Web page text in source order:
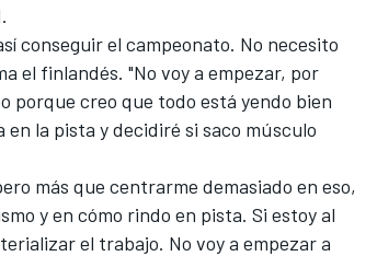
.
conseguir el campeonato. No necesito
el finlandés. "No voy a empezar, por
porque creo que todo está yendo bien
en la pista y decidiré si saco músculo
más que centrarme demasiado en eso,
y en cómo rindo en pista. Si estoy al
el trabajo. No voy a empezar a